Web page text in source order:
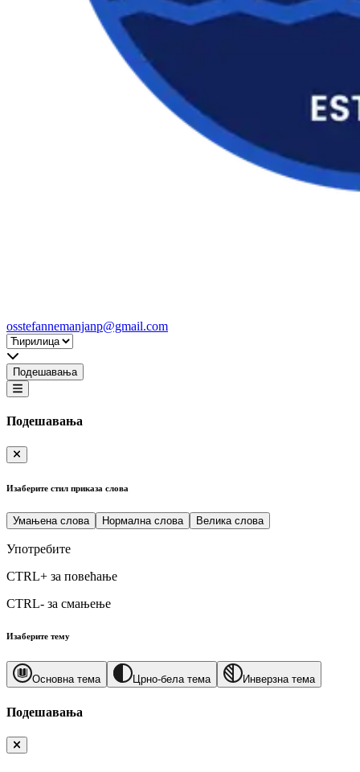
osstefannemanjanp@gmail.com
Подешавања
Подешавања
Изаберите стил приказа слова
Умањена слова Нормална слова Велика слова
Употребите
CTRL+ за повећање
CTRL- за смањење
Изаберите тему
Основна тема Црно-бела тема Инверзна тема
Подешавања